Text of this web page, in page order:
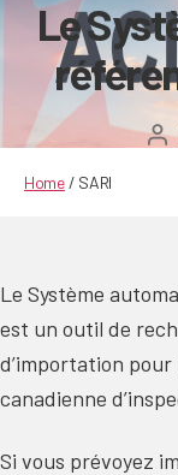
Le
Home/ SARI
Le Système
est un outil de
d’importation pour
canadienne
Si vous prévoyez